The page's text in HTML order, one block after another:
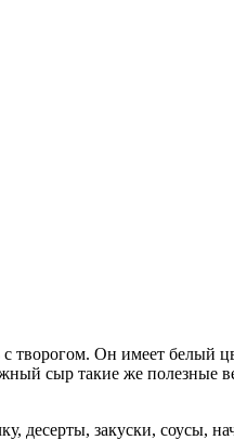
творогом. Он имеет белый
сыр такие же полезные
десерты, закуски, соусы,